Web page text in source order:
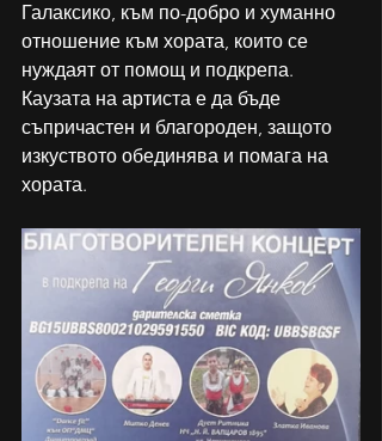
Галаксико, към по-добро и хуманно
отношение към хората, които се
нуждаят от помощ и подкрепа.
Каузата на артиста е да бъде
съпричастен и благороден, защото
изкуството обединява и помага на
хората.